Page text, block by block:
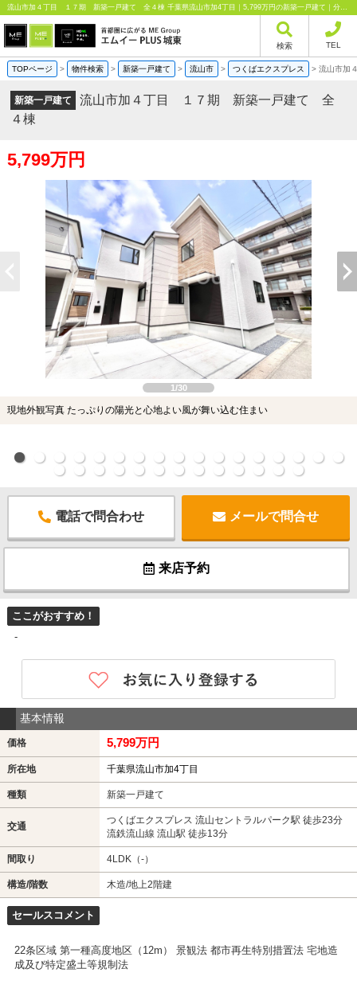
流山市加４丁目 １７期 新築一戸建て 全４棟 千葉県流山市加4丁目｜5,799万円の新築一戸建て｜分譲住宅や新築物件｜エムイーPLUS城東株式会社
検索 TEL
TOPページ > 物件検索 > 新築一戸建て > 流山市 > つくばエクスプレス > 流山市加
新築一戸建て
流山市加４丁目 １７期 新築一戸建て 全
４棟
5,799万円
1/30
現地外観写真 たっぷりの陽光と心地よい風が舞い込む住まい
電話で問合わせ メールで問合せ
来店予約
ここがおすすめ！
-
基本情報
価格 5,799万円
所在地 千葉県流山市加4丁目
種類 新築一戸建て
交通
つくばエクスプレス 流山セントラルパーク駅 徒歩23分
流鉄流山線 流山駅 徒歩13分
間取り 4LDK（-）
構造/階数 木造/地上2階建
セールスコメント
22条区域 第一種高度地区（12m） 景観法 都市再生特別措置法 宅地造
成及び特定盛土等規制法